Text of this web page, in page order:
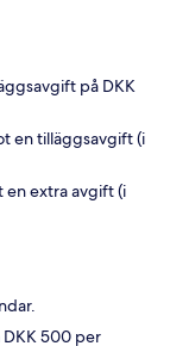
på DKK
en tilläggsavgift (i
en extra avgift (i
DKK 500 per